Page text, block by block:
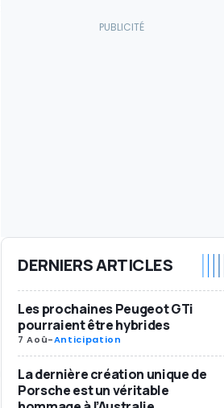
DERNIERS ARTICLES
Les prochaines Peugeot GTi
pourraient être hybrides
7 Aoû-Anticipation
La dernière création unique de
Porsche est un véritable